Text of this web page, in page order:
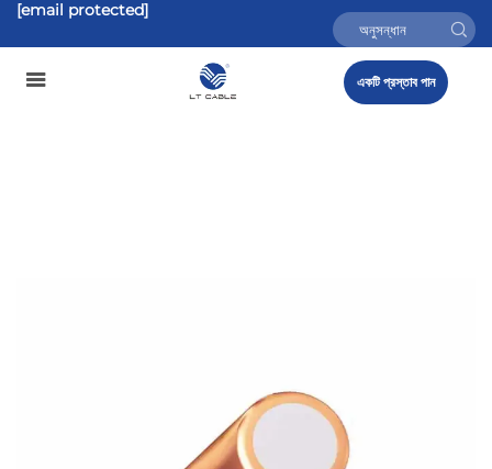
[email protected]
একটি প্রস্তাব পান